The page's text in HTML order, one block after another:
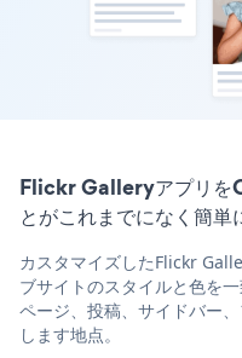
Flickr Galleryアプリを
とがこれまでになく簡単
カスタマイズしたFlickr
ブサイトのスタイルと色を
ページ、投稿、サイドバー
します地点。